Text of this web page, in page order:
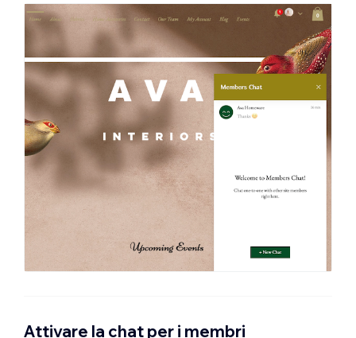
Attivare la chat per i membri